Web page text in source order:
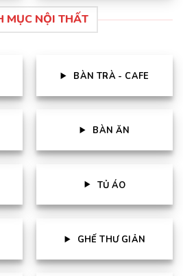
MỤC NỘI THẤT
BÀN TRÀ - CAFE
BÀN ĂN
TỦ ÁO
GHẾ THƯ GIẢN